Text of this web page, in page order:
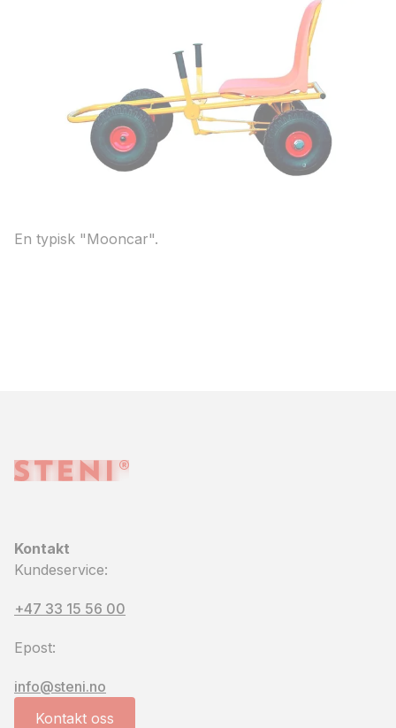
En typisk "Mooncar".
Kontakt
Kundeservice:
+47 33 15 56 00
Epost:
info@steni.no
Kontakt oss